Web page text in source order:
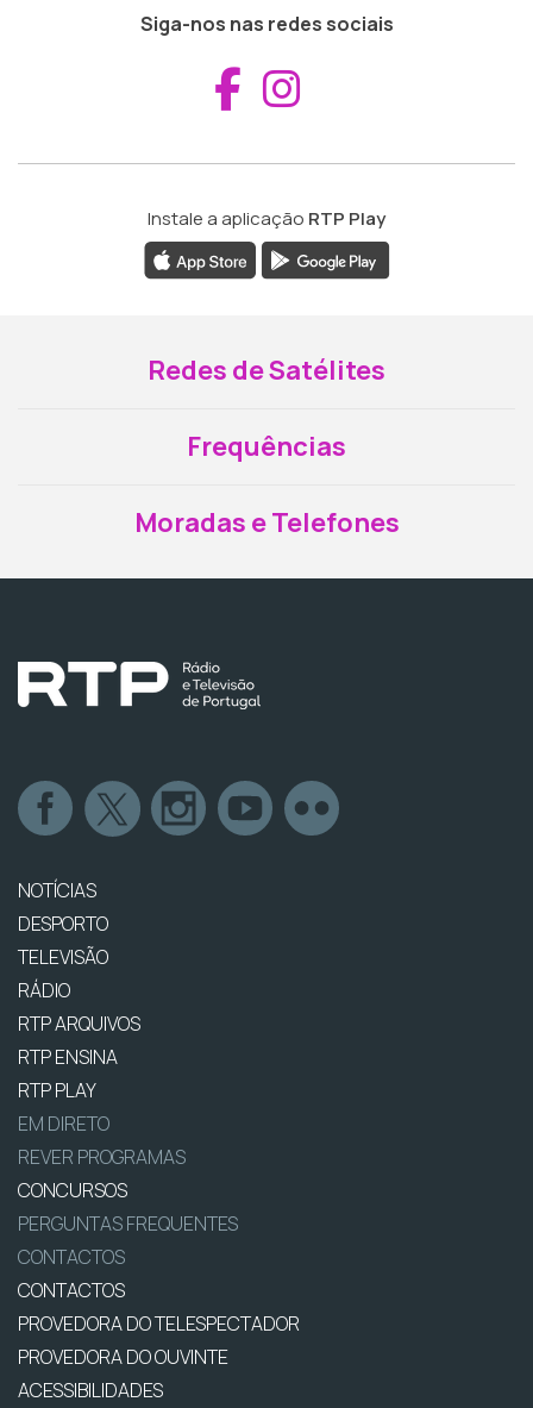
Siga-nos nas redes sociais
Aceder ao
Instale a aplicação RTP Play
Redes de Satélites
Frequências
Moradas e Telefones
NOTÍCIAS
DESPORTO
TELEVISÃO
RÁDIO
RTP ARQUIVOS
RTP ENSINA
RTP PLAY
EM DIRETO
REVER PROGRAMAS
CONCURSOS
PERGUNTAS FREQUENTES
CONTACTOS
CONTACTOS
PROVEDORA DO TELESPECTADOR
PROVEDORA DO OUVINTE
ACESSIBILIDADES